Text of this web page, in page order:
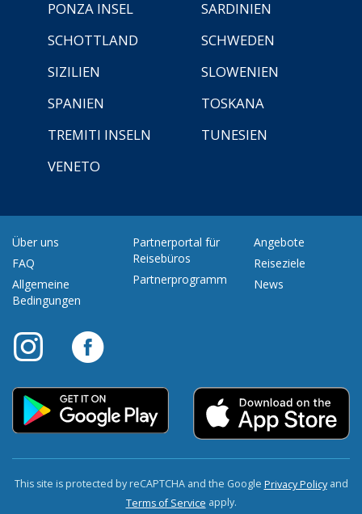
PONZA INSEL
SARDINIEN
SCHOTTLAND
SCHWEDEN
SIZILIEN
SLOWENIEN
SPANIEN
TOSKANA
TREMITI INSELN
TUNESIEN
VENETO
Über uns
FAQ
Allgemeine
Bedingungen
Partnerportal für
Reisebüros
Partnerprogramm
Angebote
Reiseziele
News
This site is protected by reCAPTCHA and the Google Privacy Policyand
Terms of Service apply.